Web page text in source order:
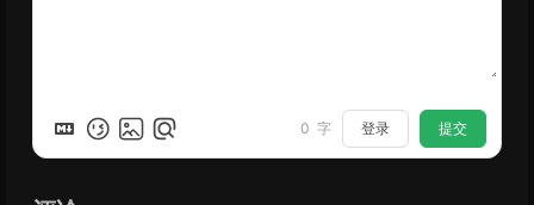
0 字 登录 提交